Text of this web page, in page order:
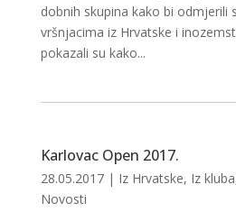
dobnih skupina kako bi odmjerili
vršnjacima iz Hrvatske i
pokazali su kako...
Karlovac Open 2017.
28.05.2017| Iz Hrvatske, Iz kluba
Novosti